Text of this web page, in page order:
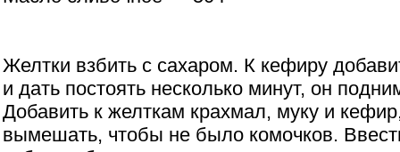
Желтки взбить с сахаром. К кефиру
и дать постоять несколько минут, он
Добавить к желткам крахмал, муку и
вымешать, чтобы не было комочков.